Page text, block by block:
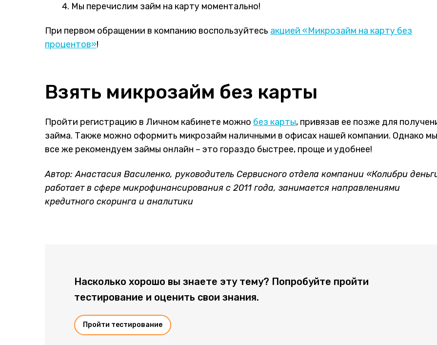
Мы перечислим займ на карту моментально!
При первом обращении в компанию воспользуйтесь акцией «Микрозайм на карту без
процентов»!
Взять микрозайм без карты
Пройти регистрацию в Личном кабинете можно без карты, привязав ее позже для
займа. Также можно оформить микрозайм наличными в офисах нашей компании. Однако мы
все же рекомендуем займы онлайн – это гораздо быстрее, проще и удобнее!
Автор: Анастасия Василенко, руководитель Сервисного отдела компании «Колибри
работает в сфере микрофинансирования с 2011 года, занимается направлениями
кредитного скоринга и аналитики
Насколько хорошо вы знаете эту тему? Попробуйте пройти
тестирование и оценить свои знания.
Пройти тестирование